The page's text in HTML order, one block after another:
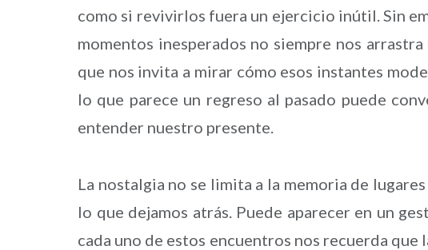
como si revivirlos fuera un ejercicio inútil. Sin
momentos inesperados no siempre nos
que nos invita a mirar cómo esos instantes
lo que parece un regreso al pasado puede
entender nuestro presente.
La nostalgia no se limita a la memoria de
lo que dejamos atrás. Puede aparecer en un
cada uno de estos encuentros nos recuerda